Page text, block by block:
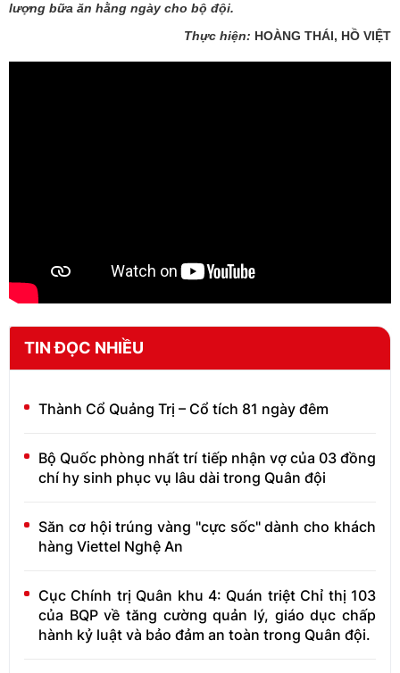
lượng bữa ăn hằng ngày cho bộ đội.
Thực hiện: HOÀNG THÁI, HỒ VIỆT
TIN ĐỌC NHIỀU
Thành Cổ Quảng Trị – Cổ tích 81 ngày đêm
Bộ Quốc phòng nhất trí tiếp nhận vợ của 03 đồng
chí hy sinh phục vụ lâu dài trong Quân đội
Săn cơ hội trúng vàng "cực sốc" dành cho khách
hàng Viettel Nghệ An
Cục Chính trị Quân khu 4: Quán triệt Chỉ thị 103
của BQP về tăng cường quản lý, giáo dục chấp
hành kỷ luật và bảo đảm an toàn trong Quân đội.